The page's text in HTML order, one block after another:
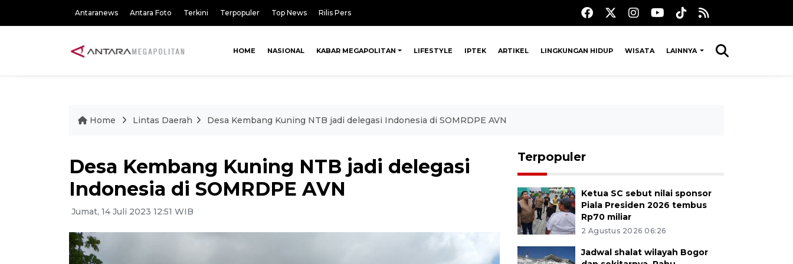
Antaranews Antara Foto Terkini Terpopuler Top News Rilis Pers
HOME NASIONAL KABAR MEGAPOLITAN LIFESTYLE IPTEK ARTIKEL LINGKUNGAN HIDUP WISATA LAINNYA
Home Lintas Daerah Desa Kembang Kuning NTB jadi delegasi Indonesia di SOMRDPE AVN
Desa Kembang Kuning NTB jadi delegasi
Indonesia di SOMRDPE AVN
Jumat, 14 Juli 2023 12:51 WIB
Terpopuler
Ketua SC sebut nilai sponsor
Piala Presiden 2026 tembus
Rp70 miliar
2 Agustus 2026 06:26
Jadwal shalat wilayah Bogor